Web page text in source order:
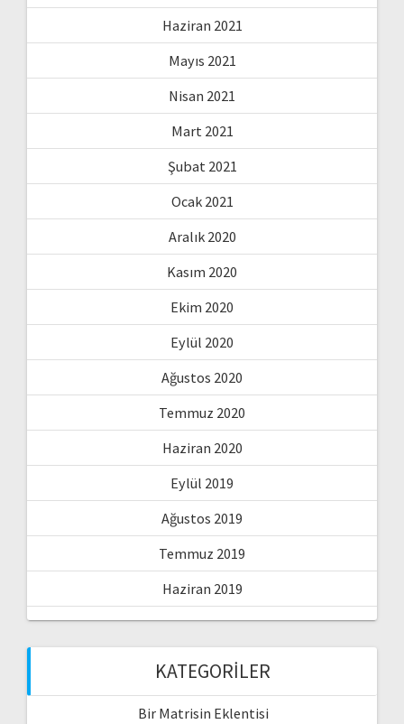
Haziran 2021
Mayıs 2021
Nisan 2021
Mart 2021
Şubat 2021
Ocak 2021
Aralık 2020
Kasım 2020
Ekim 2020
Eylül 2020
Ağustos 2020
Temmuz 2020
Haziran 2020
Eylül 2019
Ağustos 2019
Temmuz 2019
Haziran 2019
KATEGORILER
Bir Matrisin Eklentisi